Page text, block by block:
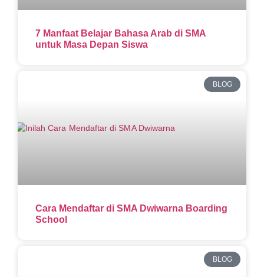
7 Manfaat Belajar Bahasa Arab di SMA
untuk Masa Depan Siswa
BLOG
Cara Mendaftar di SMA Dwiwarna Boarding
School
BLOG